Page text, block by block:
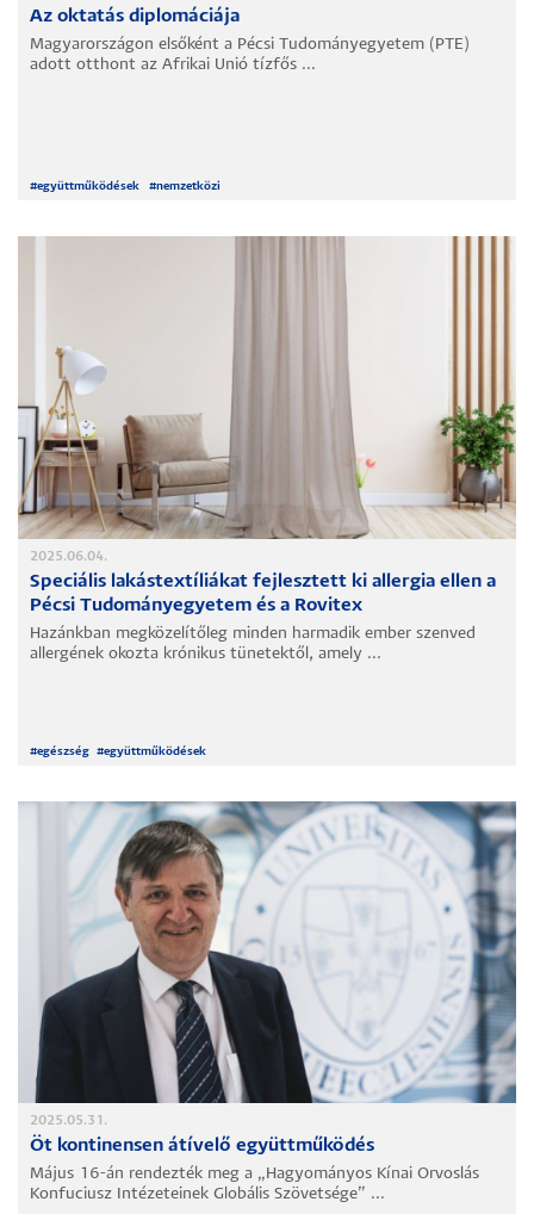
Az oktatás diplomáciája
Magyarországon elsőként a Pécsi Tudományegyetem (PTE)
adott otthont az Afrikai Unió tízfős ...
#együttműködések #nemzetközi
2025.06.04.
Speciális lakástextíliákat fejlesztett ki allergia ellen a
Pécsi Tudományegyetem és a Rovitex
Hazánkban megközelítőleg minden harmadik ember szenved
allergének okozta krónikus tünetektől, amely ...
#egészség #együttműködések
2025.05.31.
Öt kontinensen átívelő együttműködés
Május 16-án rendezték meg a „Hagyományos Kínai Orvoslás
Konfuciusz Intézeteinek Globális Szövetsége” ...